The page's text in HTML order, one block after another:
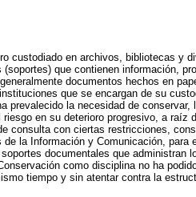
custodiado en archivos, bibliotecas y
que contienen información,
documentos hechos en
que se encargan de su
prevalecido la necesidad de
en su deterioro progresivo, a raíz
consulta con ciertas restricciones,
la Información y Comunicación, para
documentales que administran
como disciplina no ha
tiempo y sin atentar contra la